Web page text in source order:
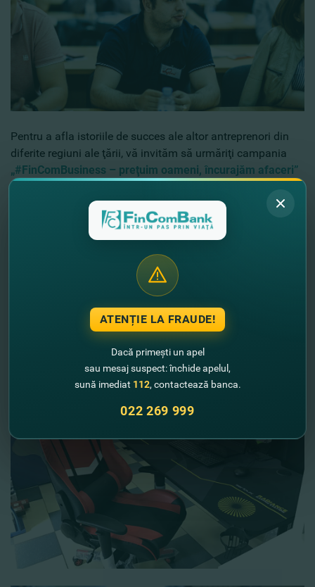
Pentru a afla istoriile de succes ale altor antreprenori din
diferite regiuni ale ţării, vă invităm să urmăriţi campania
„#FinComBusiness – preţuim oameni, încurajăm afaceri”
pe platformele FinComBank!
De asemenea, pentru mediul de business din Moldova am
fincombusinesspe Facebook, o platformă ce
oferă posibilitatea a fi la curent cu ultimele noutăţi despre
produsele şi serviciile Băncii pentru business, life hacks,
sfaturi şi business case-uri, promoţii şi oferte speciale,
interviuri cu experţii, precum şi istorii de succes ale
antreprenorilor din Moldova şi multe altele.
ATENȚIE LA FRAUDE!
Dacă primești un apel
sau mesaj suspect: închide apelul,
sună imediat 112, contactează banca.
022 269 999